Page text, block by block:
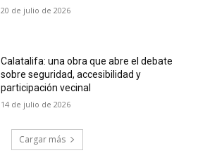
20 de julio de 2026
Calatalifa: una obra que abre el debate
sobre seguridad, accesibilidad y
participación vecinal
14 de julio de 2026
Cargar más